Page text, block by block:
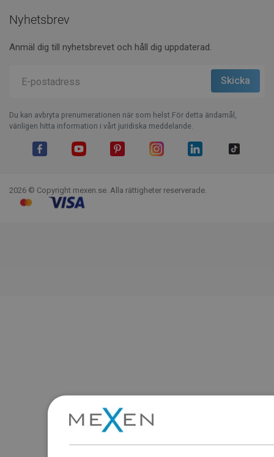
Nyhetsbrev
Anmäl dig till nyhetsbrevet och håll dig uppdaterad.
Du kan avbryta prenumerationen när som helst.För detta ändamål,
vänligen hitta information i vårt juridiska meddelande.
2026 © Copyright mexen.se. Alla rättigheter reserverade.